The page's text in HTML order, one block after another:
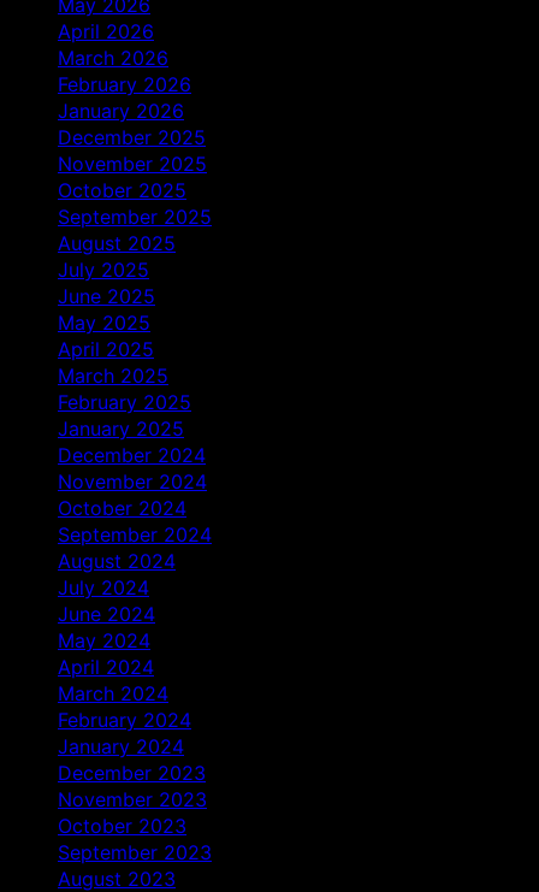
April 2026
March 2026
February 2026
January 2026
December 2025
November 2025
October 2025
September 2025
August 2025
July 2025
June 2025
May 2025
April 2025
March 2025
February 2025
January 2025
December 2024
November 2024
October 2024
September 2024
August 2024
July 2024
June 2024
May 2024
April 2024
March 2024
February 2024
January 2024
December 2023
November 2023
October 2023
September 2023
August 2023